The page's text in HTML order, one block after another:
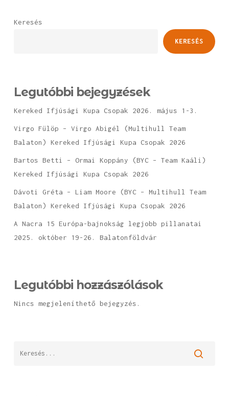
Keresés
KERESÉS
Legutóbbi bejegyzések
Kereked Ifjúsági Kupa Csopak 2026. május 1-3.
Virgo Fülöp – Virgo Abigél (Multihull Team
Balaton) Kereked Ifjúsági Kupa Csopak 2026
Bartos Betti – Ormai Koppány (BYC – Team Kaáli)
Kereked Ifjúsági Kupa Csopak 2026
Dávoti Gréta – Liam Moore (BYC – Multihull Team
Balaton) Kereked Ifjúsági Kupa Csopak 2026
A Nacra 15 Európa-bajnokság legjobb pillanatai
2025. október 19-26. Balatonföldvár
Legutóbbi hozzászólások
Nincs megjeleníthető bejegyzés.